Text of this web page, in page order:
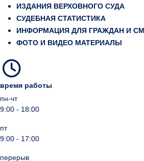
ИЗДАНИЯ ВЕРХОВНОГО СУДА
СУДЕБНАЯ СТАТИСТИКА
ИНФОРМАЦИЯ ДЛЯ ГРАЖДАН И
ФОТО И ВИДЕО МАТЕРИАЛЫ
время работы
пн-чт
9:00 - 18:00
пт
9:00 - 17:00
перерыв